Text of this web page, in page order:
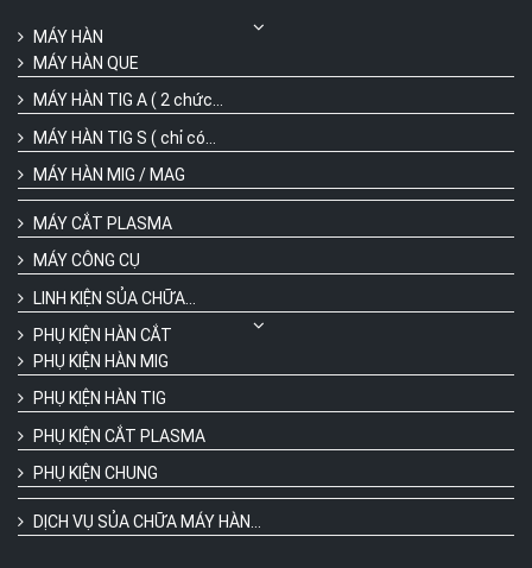
MÁY HÀN
MÁY HÀN QUE
MÁY HÀN TIG A ( 2 chức...
MÁY HÀN TIG S ( chỉ có...
MÁY HÀN MIG / MAG
MÁY CẮT PLASMA
MÁY CÔNG CỤ
LINH KIỆN SỦA CHỮA...
PHỤ KIỆN HÀN CẮT
PHỤ KIỆN HÀN MIG
PHỤ KIỆN HÀN TIG
PHỤ KIỆN CẮT PLASMA
PHỤ KIỆN CHUNG
DỊCH VỤ SỦA CHỮA MÁY HÀN...